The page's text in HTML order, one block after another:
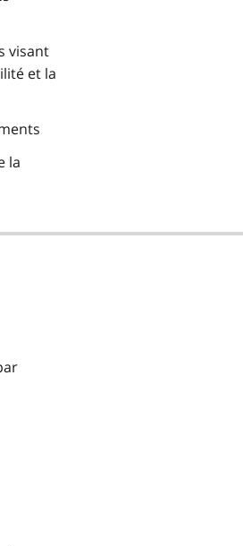
visant
et la
la